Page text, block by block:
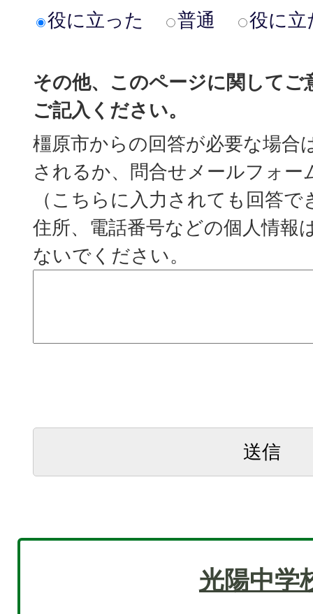
役に立った
普通 役に立
その他、このページに関してご
ご記入ください。
橿原市からの回答が必要な場合
されるか、問合せメールフォー
（こちらに入力されても回答
住所、電話番号などの個人情報
ないでください。
光陽中学